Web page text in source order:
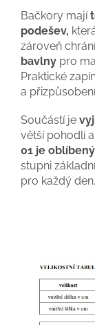
Bačkory mají
podešev,
zároveň
bavlny pro
Praktické
a přizpůsobení
Součástí je
větší pohodlí
01 je oblíbený
stupni
pro každý den.